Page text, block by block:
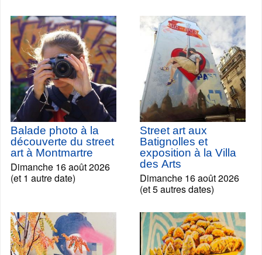
Balade photo à la
découverte du street
art à Montmartre
Dimanche 16 août 2026
(et 1 autre date)
Street art aux
Batignolles et
exposition à la Villa
des Arts
Dimanche 16 août 2026
(et 5 autres dates)